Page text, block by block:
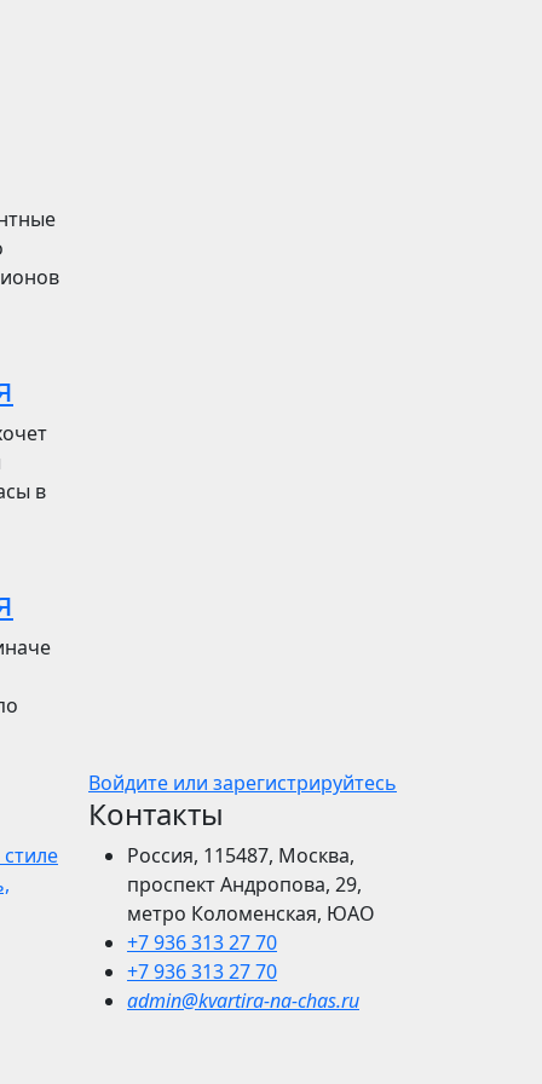
в
Войдите или зарегистрируйтесь
Контакты
Россия, 115487, Москва,
проспект Андропова, 29,
метро Коломенская, ЮАО
+7 936 313 27 70
+7 936 313 27 70
admin@kvartira-na-chas.ru